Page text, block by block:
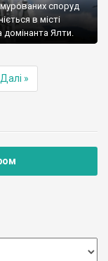
споруд
в місті
Ялти.
Далі »